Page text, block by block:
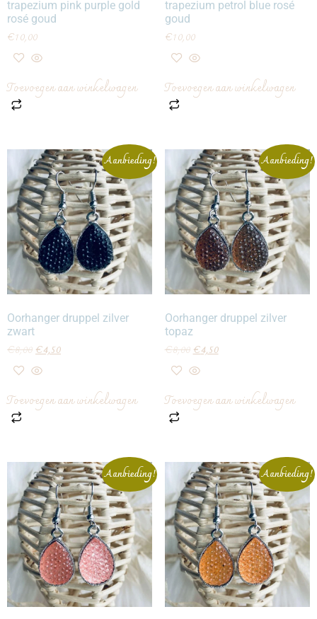
trapezium pink purple gold
rosé goud
€10,00
Toevoegen aan winkelwagen
trapezium petrol blue rosé
goud
€10,00
Toevoegen aan winkelwagen
Aanbieding!
Oorhanger druppel zilver
zwart
€8,00€4,50
Toevoegen aan winkelwagen
Aanbieding!
Oorhanger druppel zilver
topaz
€8,00€4,50
Toevoegen aan winkelwagen
Aanbieding! Aanbieding!